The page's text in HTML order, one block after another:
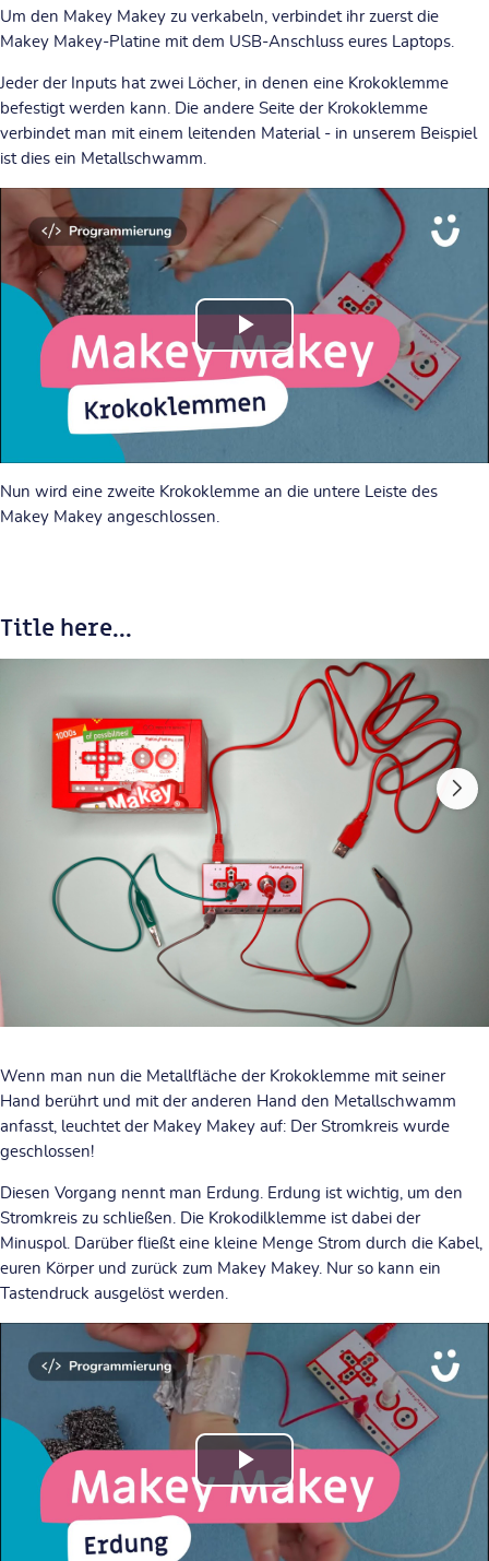
Um den Makey Makey zu verkabeln, verbindet ihr zuerst die
Makey Makey-Platine mit dem USB-Anschluss eures Laptops.
Jeder der Inputs hat zwei Löcher, in denen eine Krokoklemme
befestigt werden kann. Die andere Seite der Krokoklemme
verbindet man mit einem leitenden Material - in unserem Beispiel
ist dies ein Metallschwamm.
Video
abspielen
Nun wird eine zweite Krokoklemme an die untere Leiste des
Makey Makey angeschlossen.
Title here...
Wenn man nun die Metallfläche der Krokoklemme mit seiner
Hand berührt und mit der anderen Hand den Metallschwamm
anfasst, leuchtet der Makey Makey auf: Der Stromkreis wurde
geschlossen!
Diesen Vorgang nennt man Erdung. Erdung ist wichtig, um den
Stromkreis zu schließen. Die Krokodilklemme ist dabei der
Minuspol. Darüber fließt eine kleine Menge Strom durch die Kabel,
euren Körper und zurück zum Makey Makey. Nur so kann ein
Tastendruck ausgelöst werden.
Video
abspielen